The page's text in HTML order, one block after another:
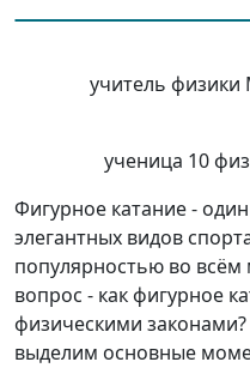
учитель
ученица 10
Фигурное катание -
элегантных видов
популярностью во всём
вопрос - как фигурное
физическими законами?
выделим основные